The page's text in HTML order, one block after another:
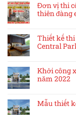
Đơn vị thi
thiên đàng
Thiết kế
Central
Khởi công
năm 2022
Mẫu thiết